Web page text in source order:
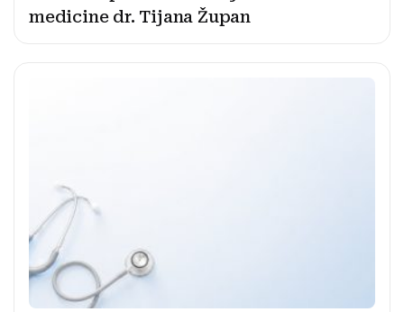
medicine dr. Tijana Župan